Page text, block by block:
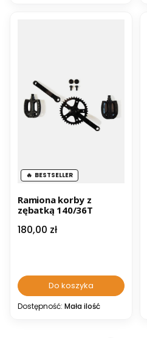
BESTSELLER
Ramiona korby z
zębatką 140/36T
Cena
180,00 zł
Do koszyka
Dostępność: Mała ilość